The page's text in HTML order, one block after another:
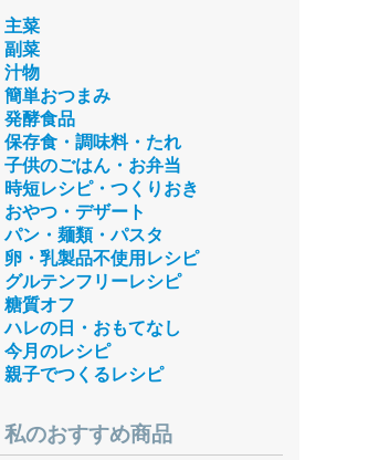
主菜
副菜
汁物
簡単おつまみ
発酵食品
保存食・調味料・たれ
子供のごはん・お弁当
時短レシピ・つくりおき
おやつ・デザート
パン・麺類・パスタ
卵・乳製品不使用レシピ
グルテンフリーレシピ
糖質オフ
ハレの日・おもてなし
今月のレシピ
親子でつくるレシピ
私のおすすめ商品